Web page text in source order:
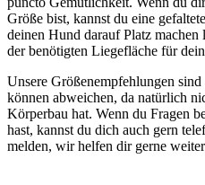
Größe bist, kannst du eine
deinen Hund darauf Platz machen
der benötigten Liegefläche für
Unsere Größenempfehlungen
können abweichen, da natürlich
Körperbau hat. Wenn du Fragen
hast, kannst du dich auch gern
melden, wir helfen dir gerne